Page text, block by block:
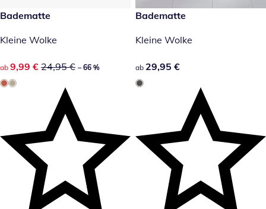
reduzierter Preis 9,99 €, vorheriger Preis: 24,95 €
-66 %
Badematte
Kleine Wolke
reduzierter Preis 9,99 €, vorheriger Preis: 24,95 €
ab 9,99 € 24,95 € – 66 %
29,95 €
Badematte
Kleine Wolke
29,95 €
ab 29,95 €